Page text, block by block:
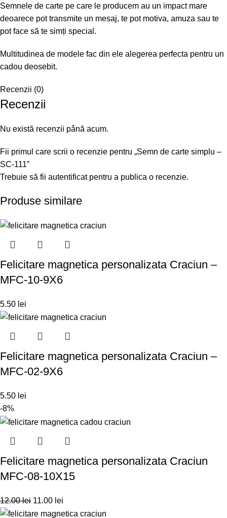
Semnele de carte pe care le producem au un impact mare
deoarece pot transmite un mesaj, te pot motiva, amuza sau te
pot face să te simți special.
Multitudinea de modele fac din ele alegerea perfecta pentru un
cadou deosebit.
Recenzii (0)
Recenzii
Nu există recenzii până acum.
Fii primul care scrii o recenzie pentru „Semn de carte simplu –
SC-111”
Trebuie să fii autentificatpentru a publica o recenzie.
Produse similare
Felicitare magnetica personalizata Craciun –
MFC-10-9X6
5.50 lei
Felicitare magnetica personalizata Craciun –
MFC-02-9X6
5.50 lei
-8%
Felicitare magnetica personalizata Craciun
MFC-08-10X15
12.00lei 11.00 lei